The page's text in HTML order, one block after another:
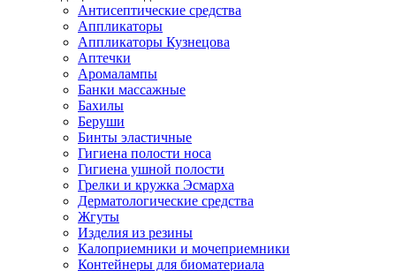
Антисептические средства
Аппликаторы
Аппликаторы Кузнецова
Аптечки
Аромалампы
Банки массажные
Бахилы
Беруши
Бинты эластичные
Гигиена полости носа
Гигиена ушной полости
Грелки и кружка Эсмарха
Дерматологические средства
Жгуты
Изделия из резины
Калоприемники и мочеприемники
Контейнеры для биоматериала